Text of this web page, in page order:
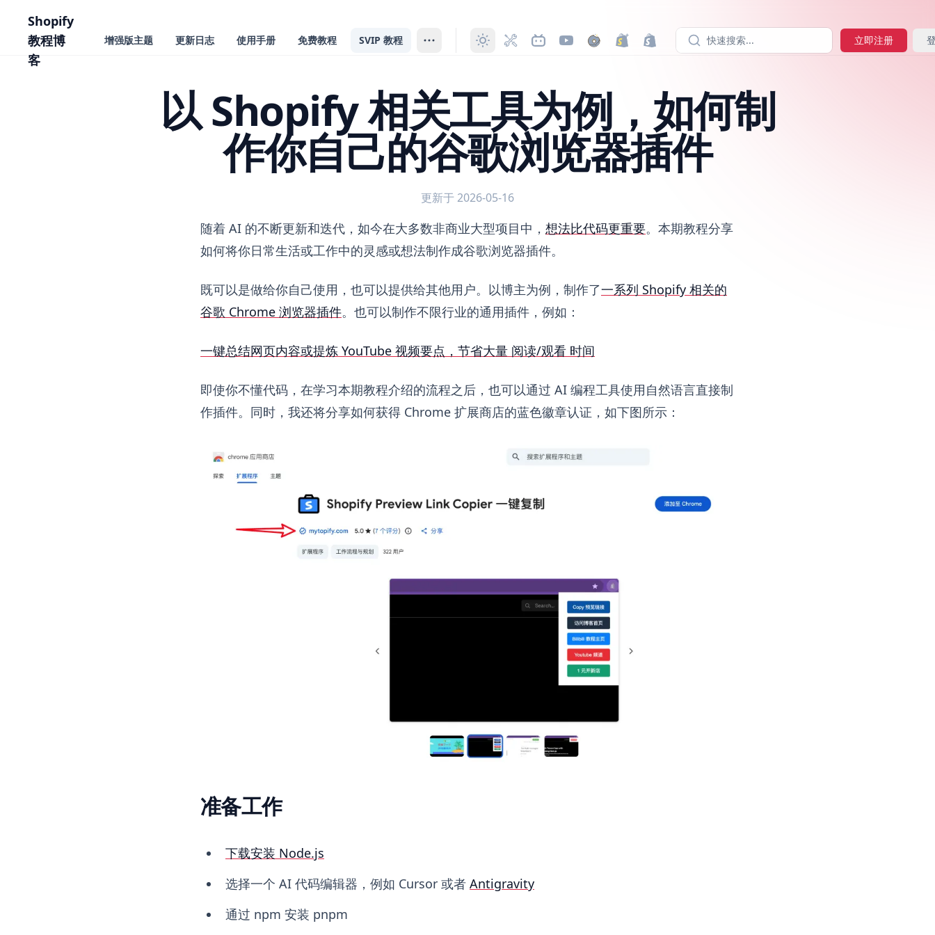
要内容Shopify
教程博
客
增强版主题 更新日志 使用手册 免费教程 SVIP 教程 快速搜索... 立即注册
以 Shopify 相关工具为例，如何制
作你自己的谷歌浏览器插件
更新于 2026-05-16
以 Shopify 相关工具为例，如何制作你自己的谷歌浏览器插件
随着 AI 的不断更新和迭代，如今在大多数非商业大型项目中， 想法比代码更重要。本期教程分享
如何将你日常生活或工作中的灵感或想法制作成谷歌浏览器插件。
既可以是做给你自己使用，也可以提供给其他用户。以博主为例，制作了一系列 Shopify 相关的
谷歌 Chrome 浏览器插件。也可以制作不限行业的通用插件，例如：
一键总结网页内容或提炼 YouTube 视频要点，节省大量 阅读/观看 时间
即使你不懂代码，在学习本期教程介绍的流程之后，也可以通过 AI 编程工具使用自然语言直接制
作插件。同时，我还将分享如何获得 Chrome 扩展商店的蓝色徽章认证，如下图所示：
准备工作
下载安装 Node.js
选择一个 AI 代码编辑器，例如 Cursor 或者 Antigravity
通过 npm 安装 pnpm